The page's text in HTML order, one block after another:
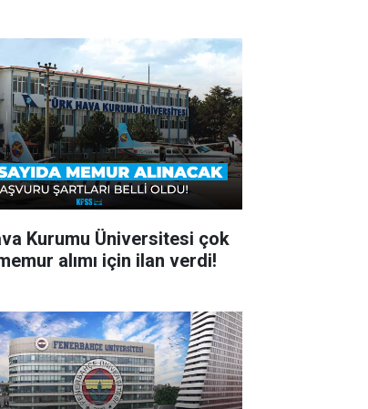
Kurumu Üniversitesi çok
alımı için ilan verdi!